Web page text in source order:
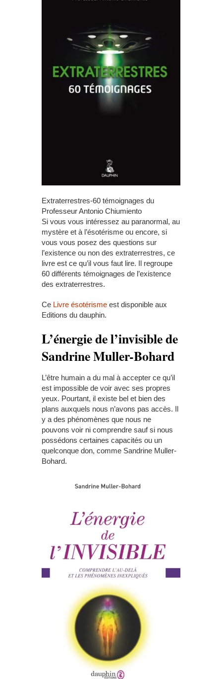
Extraterrestres-60 témoignages du
Professeur Antonio Chiumiento
Si vous vous intéressez au paranormal, au
mystère et à l’ésotérisme ou encore, si
vous vous posez des questions sur
l’existence ou non des extraterrestres, ce
livre est ce qu’il vous faut lire. Il regroupe
60 différents témoignages de l’existence
des extraterrestres.
Ce Livre ésotérisme est disponible aux
Editions du dauphin.
L’énergie de l’invisible de
Sandrine Muller-Bohard
L’être humain a du mal à accepter ce qu’il
est impossible de voir avec ses propres
yeux. Pourtant, il existe bel et bien des
plans auxquels nous n’avons pas accès. Il
y a des phénomènes que nous ne
pouvons voir ni comprendre sauf si nous
possédons certaines capacités ou un
quelconque don, comme Sandrine Muller-
Bohard.